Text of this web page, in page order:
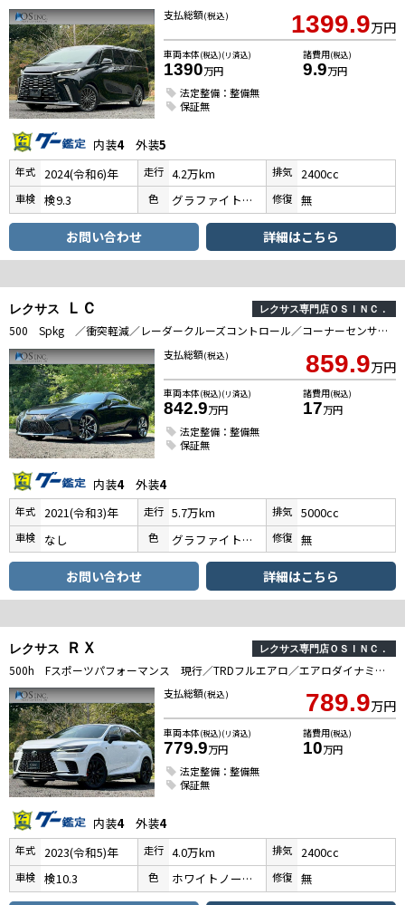
支払総額(税込) 1399.9万円
車両本体(税込)(リ済込)
1390万円
諸費用(税込)
9.9万円
法定整備：整備無
保証無
内装4外装5
年式 2024(令和6)年 走行 4.2万km 排気 2400cc
車検 検9.3 色 グラファイトブラックガラスフレーク 修復 無
お問い合わせ 詳細はこちら
レクサス ＬＣ レクサス専門店ＯＳＩＮＣ．
500 Spkg ／衝突軽減／レーダークルーズコントロール／コーナーセンサー／BSM／ハンドルヒーター／シートヒーター・エアコン／パワーシート／シートメモリ／ETC／Bluetooth／バックカメラ／フルセグTV
支払総額(税込) 859.9万円
車両本体(税込)(リ済込)
842.9万円
諸費用(税込)
17万円
法定整備：整備無
保証無
内装4外装4
年式 2021(令和3)年 走行 5.7万km 排気 5000cc
車検 なし 色 グラファイトブラックガラスフレーク 修復 無
お問い合わせ 詳細はこちら
レクサス ＲＸ レクサス専門店ＯＳＩＮＣ．
500h Fスポーツパフォーマンス 現行／TRDフルエアロ／エアロダイナミクスミラーカバー／パノラマルーフ／プロジェクションカーテシ／スカッフイルミ／輻射ヒーター／デジタルインナーミラー／全席シートヒーター・クーラー／オレンジキャリパー
支払総額(税込) 789.9万円
車両本体(税込)(リ済込)
779.9万円
諸費用(税込)
10万円
法定整備：整備無
保証無
内装4外装4
年式 2023(令和5)年 走行 4.0万km 排気 2400cc
車検 検10.3 色 ホワイトノーヴァガラスフレーク 修復 無